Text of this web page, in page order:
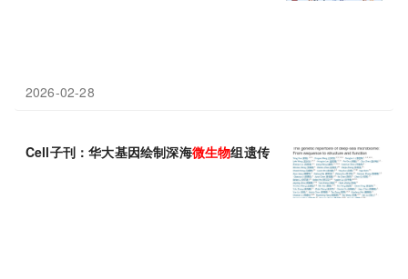
2026-02-28
Cell子刊：华大基因绘制深海微生物组遗传图谱：从序列到结构，